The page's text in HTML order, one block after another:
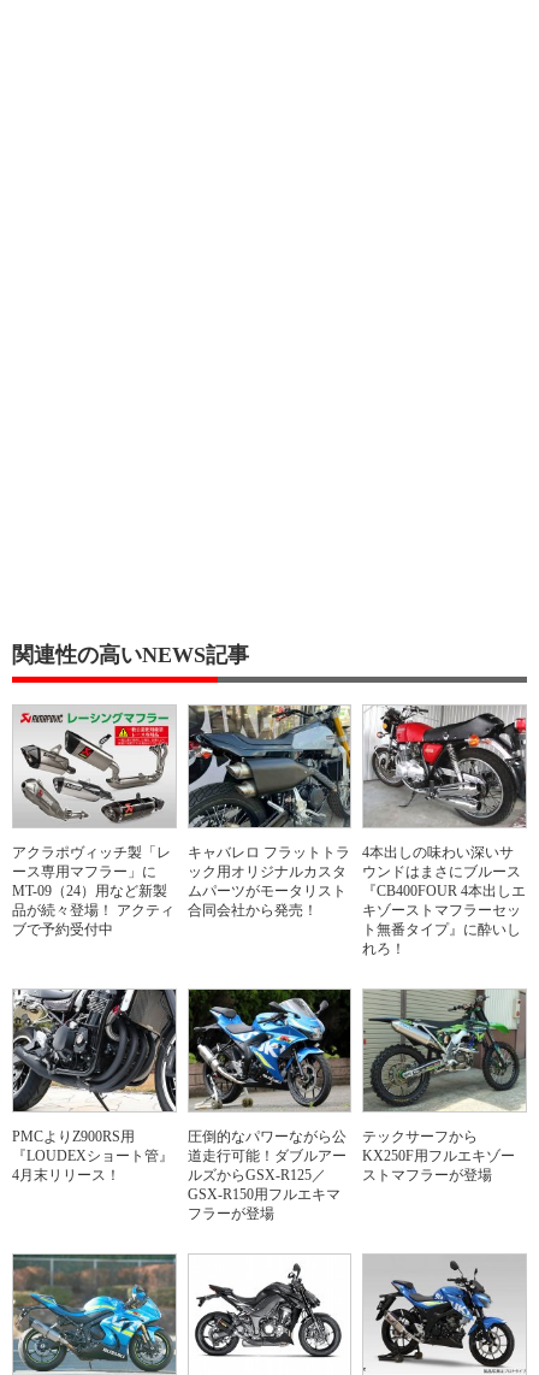
関連性の高いNEWS記事
アクラポヴィッチ製「レ
ース専用マフラー」に
MT-09（24）用など新製
品が続々登場！ アクティ
ブで予約受付中
キャバレロ フラットトラ
ック用オリジナルカスタ
ムパーツがモータリスト
合同会社から発売！
4本出しの味わい深いサ
ウンドはまさにブルース
『CB400FOUR 4本出しエ
キゾーストマフラーセッ
ト無番タイプ』に酔いし
れろ！
PMCよりZ900RS用
『LOUDEXショート管』
4月末リリース！
圧倒的なパワーながら公
道走行可能！ダブルアー
ルズからGSX-R125／
GSX-R150用フルエキマ
フラーが登場
テックサーフから
KX250F用フルエキゾー
ストマフラーが登場